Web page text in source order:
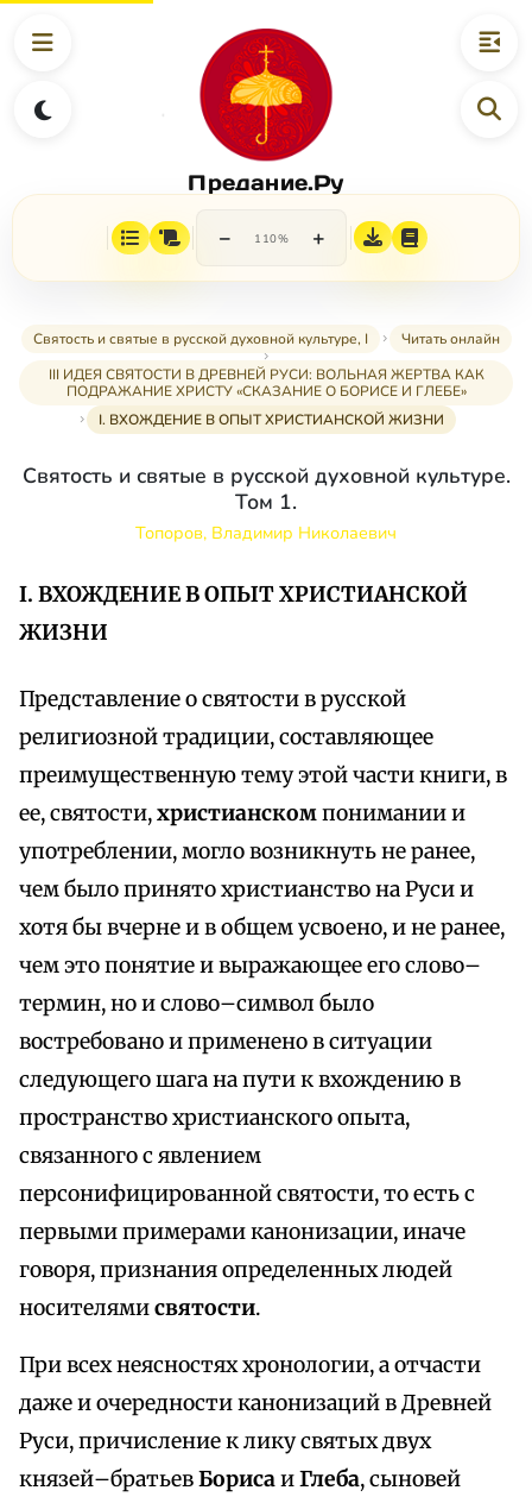
Предание.Ру
− 110% +
Святость и святые в русской духовной культуре, I
Читать онлайн
III ИДЕЯ СВЯТОСТИ В ДРЕВНЕЙ РУСИ: ВОЛЬНАЯ ЖЕРТВА КАК
ПОДРАЖАНИЕ ХРИСТУ «СКАЗАНИЕ О БОРИСЕ И ГЛЕБЕ»
I. ВХОЖДЕНИЕ В ОПЫТ ХРИСТИАНСКОЙ ЖИЗНИ
Святость и святые в русской духовной культуре.
Том 1.
Топоров, Владимир Николаевич
I. ВХОЖДЕНИЕ В ОПЫТ ХРИСТИАНСКОЙ
ЖИЗНИ
Представление о святости в русской
религиозной традиции, составляющее
преимущественную тему этой части книги, в
ее, святости,христианскомпонимании и
употреблении, могло возникнуть не ранее,
чем было принято христианство на Руси и
хотя бы вчерне и в общем усвоено, и не ранее,
чем это понятие и выражающее его слово–
термин, но и слово–символ было
востребовано и применено в ситуации
следующего шага на пути к вхождению в
пространство христианского опыта,
связанного с явлением
персонифицированной святости, то есть с
первыми примерами канонизации, иначе
говоря, признания определенных людей
носителямисвятости.
При всех неясностях хронологии, а отчасти
даже и очередности канонизаций в Древней
Руси, причисление к лику святых двух
князей–братьевБорисаиГлеба, сыновей